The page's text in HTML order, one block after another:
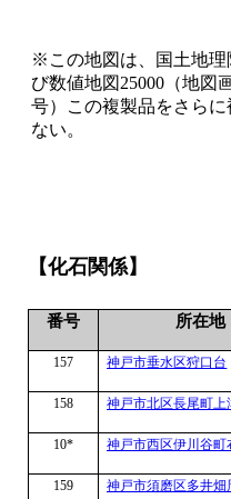
※この地図は、国土地理
び数値地図25000（地
号）この複製品をさら
ない。
番号 所在地
157 神戸市垂水区狩口台
158 神戸市北区長尾町上
10* 神戸市西区伊川谷町
159 神戸市須磨区多井畑
【化石関係】